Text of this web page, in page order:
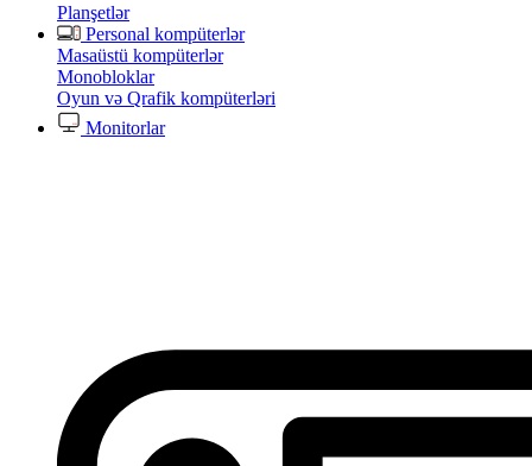
Planşetlər
Personal kompüterlər
Masaüstü kompüterlər
Monobloklar
Oyun və Qrafik kompüterləri
Monitorlar